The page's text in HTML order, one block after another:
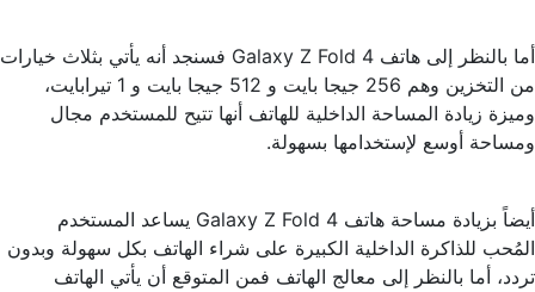
أما بالنظر إلى هاتف Galaxy Z Fold 4 فسنجد أنه يأتي بثلاث خيارات
من التخزين وهم 256 جيجا بايت و 512 جيجا بايت و 1 تيرابايت،
وميزة زيادة المساحة الداخلية للهاتف أنها تتيح للمستخدم مجال
ومساحة أوسع لإستخدامها بسهولة.
أيضاً بزيادة مساحة هاتف Galaxy Z Fold 4 يساعد المستخدم
المُحب للذاكرة الداخلية الكبيرة على شراء الهاتف بكل سهولة وبدون
تردد، أما بالنظر إلى معالج الهاتف فمن المتوقع أن يأتي الهاتف